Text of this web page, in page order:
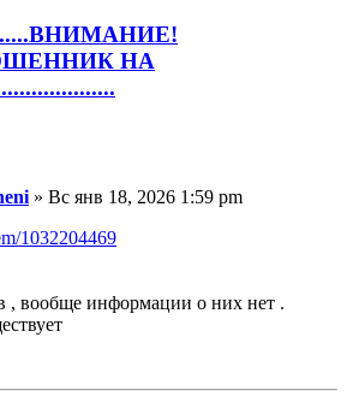
НА
» Вс янв 18, 2026 1:59 pm
1032204469
, вообще информации о них нет .